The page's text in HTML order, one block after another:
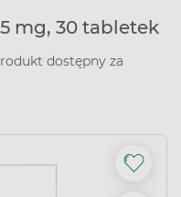
mg, 30 tabletek
dostępny za